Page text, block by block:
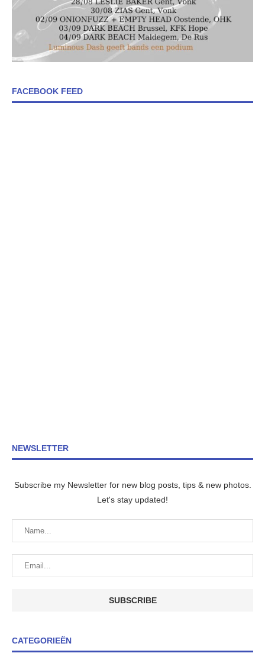
FACEBOOK FEED
NEWSLETTER
Subscribe my Newsletter for new blog posts, tips & new photos.
Let's stay updated!
CATEGORIEËN